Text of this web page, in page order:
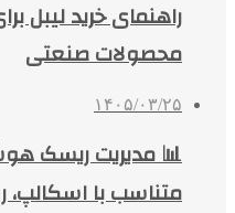
راهنمای خرید لیبل
محصولات صنعتی
۱۴۰۵/۰۳/۲۵
📊 مدیریت ریسک
متناسب با اسکالپ،